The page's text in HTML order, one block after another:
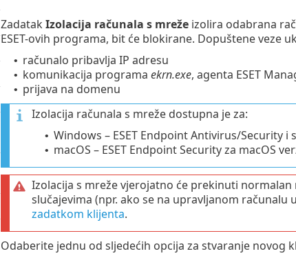
Zadatak Izolacija računala s mrežeizolira odabrana
ESET-ovih programa, bit će blokirane. Dopuštene veze
• računalo pribavlja IP adresu
• komunikacija programa ekrn.exe, agenta ESET
• prijava na domenu
Izolacija računala s mreže dostupna je za:
• Windows – ESET Endpoint Antivirus/Security
• macOS – ESET Endpoint Security za macOS
Izolacija s mreže vjerojatno će prekinuti
slučajevima (npr. ako se na upravljanom
zadatkom klijenta.
Odaberite jednu od sljedećih opcija za stvaranje novog